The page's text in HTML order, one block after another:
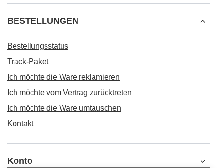
BESTELLUNGEN
Bestellungsstatus
Track-Paket
Ich möchte die Ware reklamieren
Ich möchte vom Vertrag zurücktreten
Ich möchte die Ware umtauschen
Kontakt
Konto